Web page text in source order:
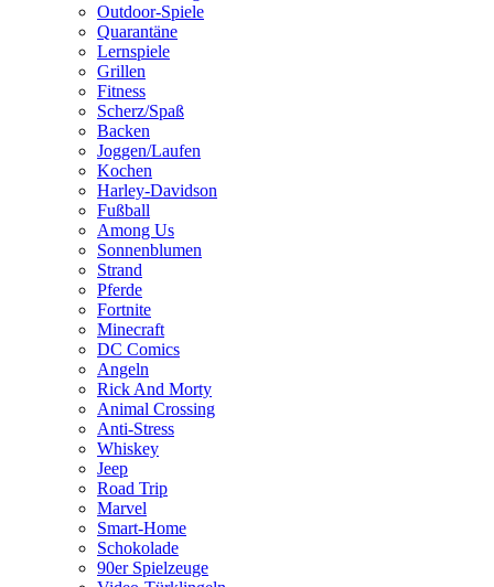
Outdoor-Spiele
Quarantäne
Lernspiele
Grillen
Fitness
Scherz/Spaß
Backen
Joggen/Laufen
Kochen
Harley-Davidson
Fußball
Among Us
Sonnenblumen
Strand
Pferde
Fortnite
Minecraft
DC Comics
Angeln
Rick And Morty
Animal Crossing
Anti-Stress
Whiskey
Jeep
Road Trip
Marvel
Smart-Home
Schokolade
90er Spielzeuge